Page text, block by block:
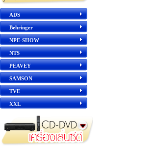
ADS
Behringer
NPE-SHOW
NTS
PEAVEY
SAMSON
TVE
XXL